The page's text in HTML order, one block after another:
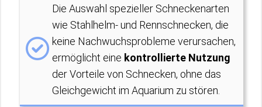
Die Auswahl spezieller Schneckenarten
wie Stahlhelm- und Rennschnecken, die
keine Nachwuchsprobleme verursachen,
ermöglicht eine kontrollierte Nutzung
der Vorteile von Schnecken, ohne das
Gleichgewicht im Aquarium zu stören.